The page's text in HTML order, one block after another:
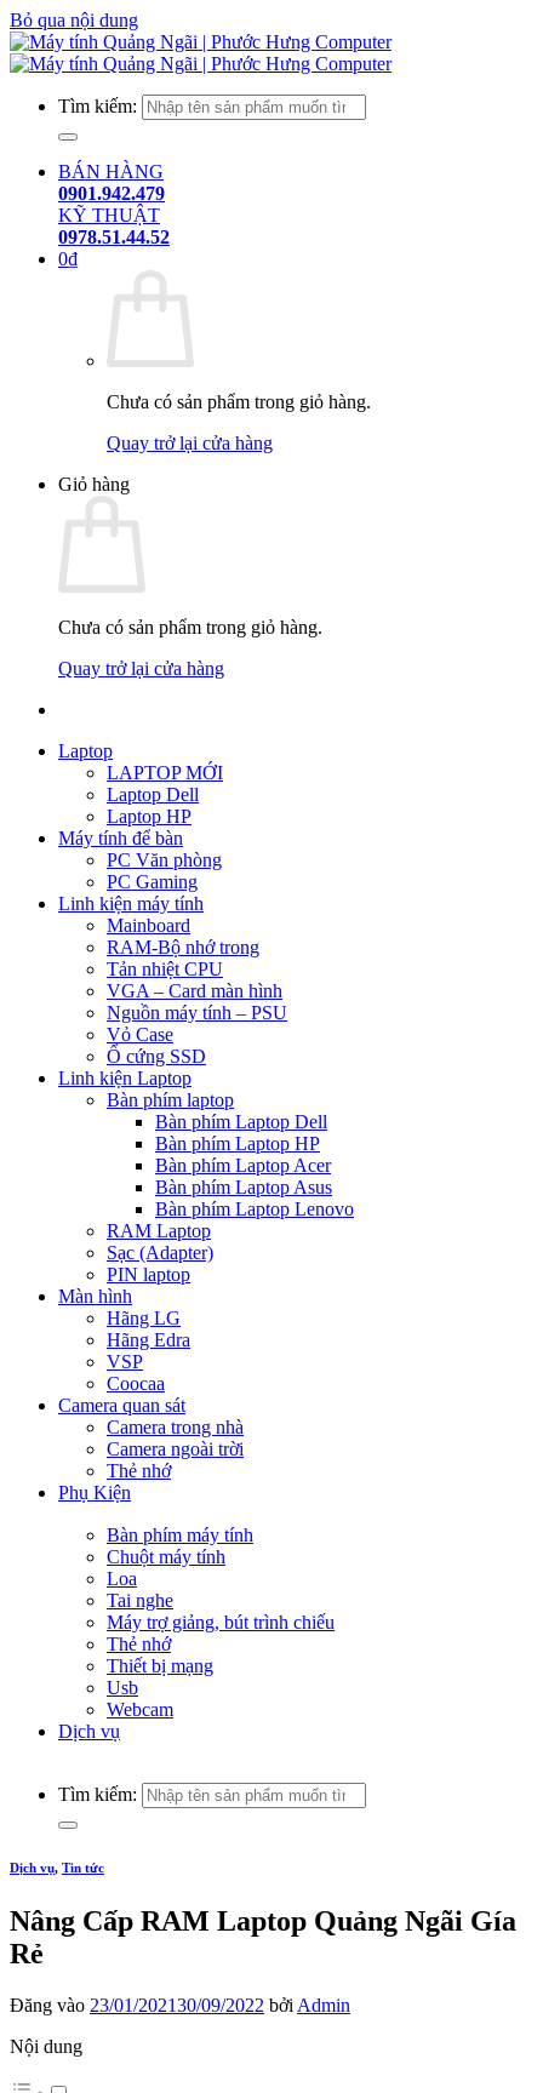
Bỏ qua nội dung
Tìm kiếm:
BÁN HÀNG
0901.942.479
KỸ THUẬT
0978.51.44.52
0₫
Chưa có sản phẩm trong giỏ hàng.
Quay trở lại cửa hàng
Giỏ hàng
Chưa có sản phẩm trong giỏ hàng.
Quay trở lại cửa hàng
Laptop
LAPTOP MỚI
Laptop Dell
Laptop HP
Máy tính để bàn
PC Văn phòng
PC Gaming
Linh kiện máy tính
Mainboard
RAM-Bộ nhớ trong
Tản nhiệt CPU
VGA – Card màn hình
Nguồn máy tính – PSU
Vỏ Case
Ổ cứng SSD
Linh kiện Laptop
Bàn phím laptop
Bàn phím Laptop Dell
Bàn phím Laptop HP
Bàn phím Laptop Acer
Bàn phím Laptop Asus
Bàn phím Laptop Lenovo
RAM Laptop
Sạc (Adapter)
PIN laptop
Màn hình
Hãng LG
Hãng Edra
VSP
Coocaa
Camera quan sát
Camera trong nhà
Camera ngoài trời
Thẻ nhớ
Phụ Kiện
Bàn phím máy tính
Chuột máy tính
Loa
Tai nghe
Máy trợ giảng, bút trình chiếu
Thẻ nhớ
Thiết bị mạng
Usb
Webcam
Dịch vụ
Tìm kiếm:
Dịch vụ, Tin tức
Nâng Cấp RAM Laptop Quảng Ngãi Gía
Rẻ
Đăng vào 23/01/202130/09/2022 bởi Admin
Nội dung